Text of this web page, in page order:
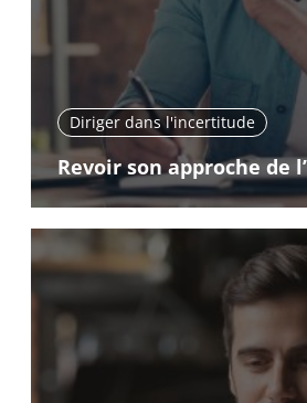
Diriger dans l'incertitude
Revoir son approche de